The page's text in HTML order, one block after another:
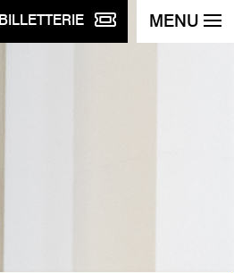
BILLETTERIE MENU